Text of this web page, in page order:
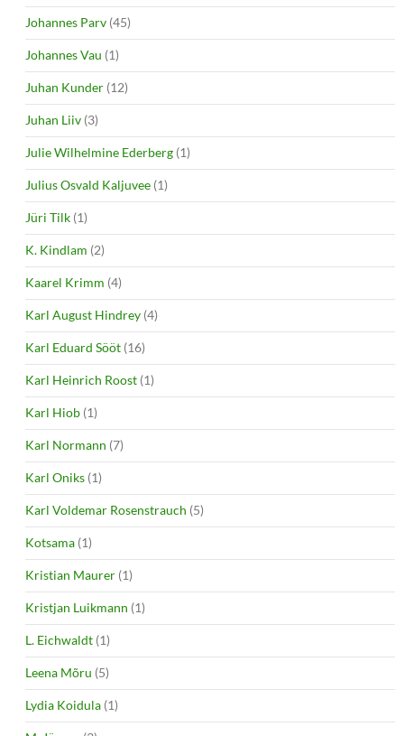
Johannes Parv (45)
Johannes Vau (1)
Juhan Kunder (12)
Juhan Liiv (3)
Julie Wilhelmine Ederberg (1)
Julius Osvald Kaljuvee (1)
Jüri Tilk (1)
K. Kindlam (2)
Kaarel Krimm (4)
Karl August Hindrey (4)
Karl Eduard Sööt (16)
Karl Heinrich Roost (1)
Karl Hiob (1)
Karl Normann (7)
Karl Oniks (1)
Karl Voldemar Rosenstrauch (5)
Kotsama (1)
Kristian Maurer (1)
Kristjan Luikmann (1)
L. Eichwaldt (1)
Leena Mõru (5)
Lydia Koidula (1)